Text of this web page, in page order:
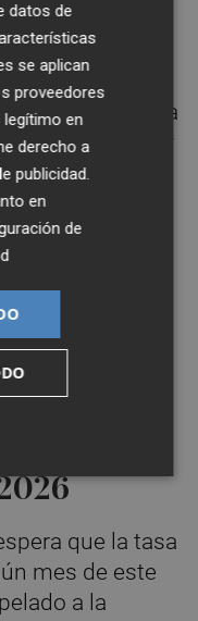
por su
la reducción
en
desempleo ha
la menor
2008.
reducción
de la mano
indefinida,
total de los
mes del
de paro
que la tasa
mes de este
a la
datos de
se aplican
proveedores
legítimo en
derecho a
publicidad.
en
de